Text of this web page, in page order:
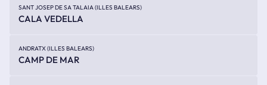
SANT JOSEP DE SA TALAIA (ILLES BALEARS)
CALA VEDELLA
ANDRATX (ILLES BALEARS)
CAMP DE MAR